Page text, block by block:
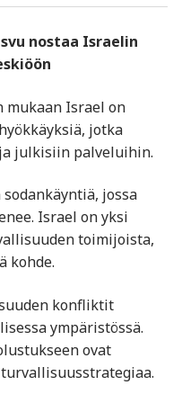
nostaa Israelin
mukaan Israel on
jotka
julkisiin palveluihin.
jossa
Israel on yksi
toimijoista,
kohde.
konfliktit
ympäristössä.
ovat